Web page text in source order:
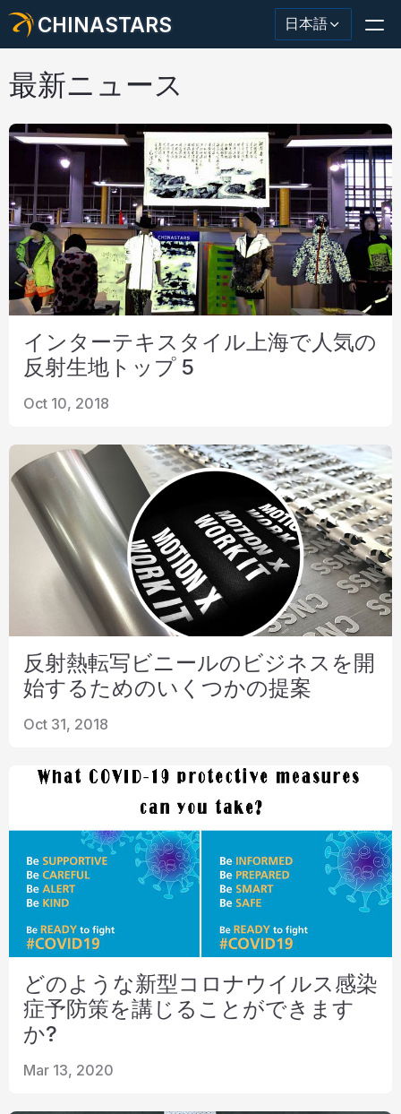
CHINASTARS 日本語
反射材・テープ
ファッション反射生地
安全服
暗闇で光る素材
工業用ウォッシュトリム
CHINASTARS について
新製品
カタログ
ビデオ
接触
最新ニュース
インターテキスタイル上海で人気の
反射生地トップ 5
Oct 10, 2018
反射熱転写ビニールのビジネスを開
始するためのいくつかの提案
Oct 31, 2018
どのような新型コロナウイルス感染
症予防策を講じることができます
か?
Mar 13, 2020